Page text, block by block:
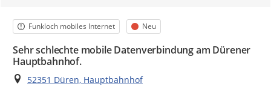
Kategorie
Funkloch mobiles Internet Status
Neu
Sehr schlechte mobile Datenverbindung am Dürener
Hauptbahnhof.
Ort
52351 Düren, Hauptbahnhof